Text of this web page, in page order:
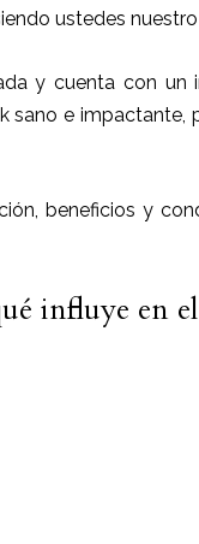
ustedes
y cuenta con un
sano e impactante,
beneficios y
influye en